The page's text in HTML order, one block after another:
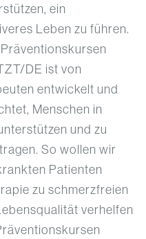
ein
Leben zu führen.
DE ist von
entwickelt und
Menschen in
und zu
So wollen wir
Patienten
zu schmerzfreien
verhelfen